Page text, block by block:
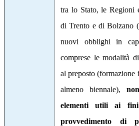
tra lo Stato, le Regioni
di Trento e di Bolzano
nuovi obblighi in
comprese le modalità
al preposto (formazione
almeno biennale),
elementi utili ai
provvedimento di